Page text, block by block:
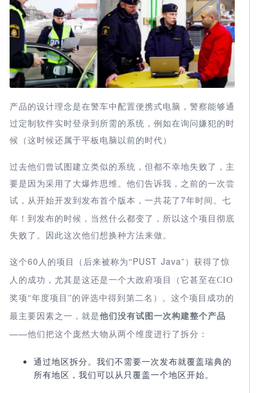
产品的设计理念是在警车中配置便携式电脑，警察能够通
过定制软件实时登录到所需的系统，例如在询问嫌犯的时
候（这时候还属于平板电脑以前的时代）
过去他们曾试图建立类似的系统，但都不幸地失败了，主
要是因为采用了大爆炸思维。他们告诉我，之前的一次尝
试，从开始开发到发布首个版本，一共花了7年时间 。七
年！到发布的时候，当然什么都变了，所以这个项目彻底
失败了。因此这次他们想换种方法来做。
这个60 人的项目（后来被称为“PUST Java”）获得了惊
人的成功，尤其是这还是一个大政府项目（它甚至在CIO
奖项“年度项目”的评选中得到第二名）。这个项目成功的
最主要因素之一，就是他们没有试图一次构建整个产品
——他们把这个庞然大物从两个维度进行了拆分：
通过地区拆分。我们不需要一次发布就覆盖瑞典的
所有地区，我们可以从只覆盖一个地区开始。